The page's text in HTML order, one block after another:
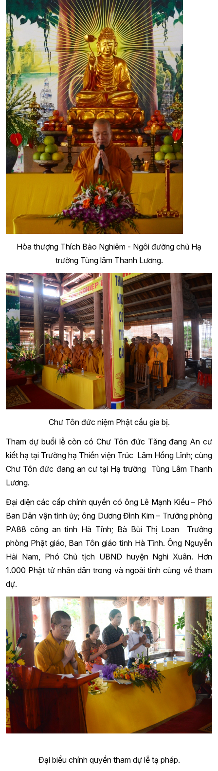
Hòa thượng Thích Bảo Nghiêm - Ngôi đường chủ Hạ
trường Tùng lâm Thanh Lương.
Chư Tôn đức niệm Phật cầu gia bị.
Tham dự buổi lễ còn có Chư Tôn đức Tăng đang An cư
kiết hạ tại Trường hạ Thiền viện Trúc Lâm Hồng Lĩnh; cùng
Chư Tôn đức đang an cư tại Hạ trường Tùng Lâm Thanh
Lương.
Đại diện các cấp chính quyền có ông Lê Mạnh Kiều – Phó
Ban Dân vận tỉnh ủy; ông Dương Đình Kim – Trưởng phòng
PA88 công an tỉnh Hà Tĩnh; Bà Bùi Thị Loan Trưởng
phòng Phật giáo, Ban Tôn giáo tỉnh Hà Tĩnh. Ông Nguyễn
Hải Nam, Phó Chủ tịch UBND huyện Nghi Xuân. Hơn
1.000 Phật tử nhân dân trong và ngoài tỉnh cùng về tham
dự.
Đại biểu chính quyền tham dự lễ tạ pháp.